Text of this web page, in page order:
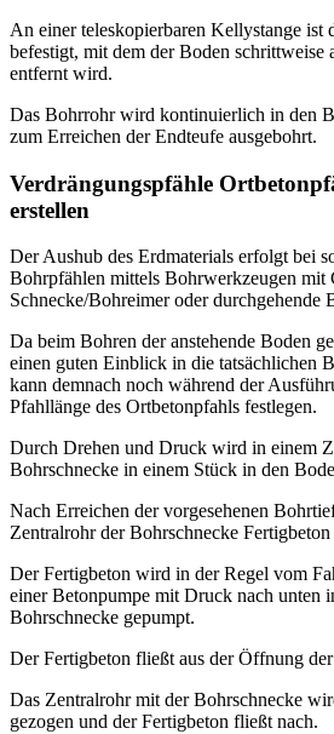
An einer teleskopierbaren Kellystange ist
befestigt, mit dem der Boden schrittweise
entfernt wird.
Das Bohrrohr wird kontinuierlich in den
zum Erreichen der Endteufe ausgebohrt.
Verdrängungspfähle
erstellen
Der Aushub des Erdmaterials erfolgt bei
Bohrpfählen mittels Bohrwerkzeugen mit
Schnecke/Bohreimer oder durchgehende
Da beim Bohren der anstehende Boden
einen guten Einblick in die tatsächlichen
kann demnach noch während der
Pfahllänge des Ortbetonpfahls festlegen.
Durch Drehen und Druck wird in einem
Bohrschnecke in einem Stück in den
Nach Erreichen der vorgesehenen
Zentralrohr der Bohrschnecke Fertigbeton
Der Fertigbeton wird in der Regel vom
einer Betonpumpe mit Druck nach unten
Bohrschnecke gepumpt.
Der Fertigbeton fließt aus der Öffnung
Das Zentralrohr mit der Bohrschnecke
gezogen und der Fertigbeton fließt nach.